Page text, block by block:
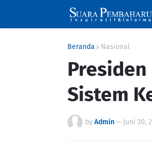
Beranda Nasional
Sistem
byAdmin— Juni 30,